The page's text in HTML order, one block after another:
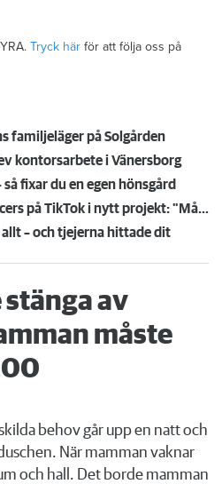
Tryck här för att följa oss på
familjeläger på Solgården
kontorsarbete i Vänersborg
fixar du en egen hönsgård
Pensionärer ska bli influencers på TikTok i nytt projekt: "Många känner sig exkluderade"
– och tjejerna hittade dit
stänga av
måste
behov går upp en natt och
När mamman vaknar
och hall. Det borde mamman